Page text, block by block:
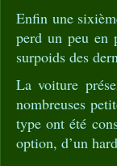
Enfin une
perd un peu en
surpoids des
La voiture
nombreuses
type ont été
option, d’un